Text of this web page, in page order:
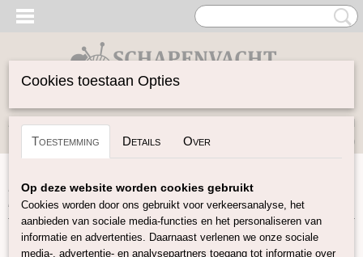
Inloggen Registreren
(0)
Home>Vilten>Dierlijke vezels> Natuurlijk witte Kasjmier
in lont
Cookies toestaan Opties
Toestemming Details Over
Op deze website worden cookies gebruikt
Cookies worden door ons gebruikt voor verkeersanalyse, het
aanbieden van sociale media-functies en het personaliseren van
informatie en advertenties. Daarnaast verlenen we onze sociale
media-, advertentie- en analysepartners toegang tot informatie over